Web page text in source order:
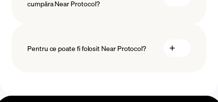
cumpăra Near Protocol?
Pentru ce poate fi folosit Near Protocol?
câștigă recompense de staking. NEAR poate fi de